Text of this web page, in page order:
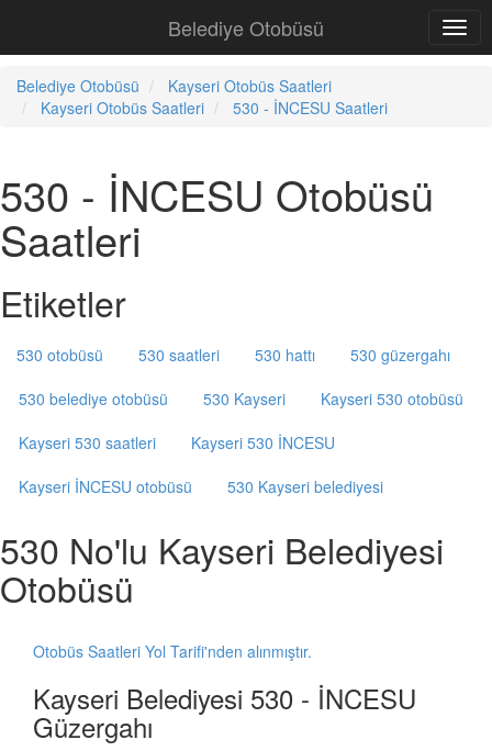
Belediye Otobüsü
Belediye Otobüsü
Kayseri Otobüs Saatleri
Kayseri Otobüs Saatleri
530 - İNCESU Saatleri
530 - İNCESU Otobüsü
Saatleri
Etiketler
530 otobüsü 530 saatleri 530 hattı
530 güzergahı
530 belediye otobüsü
530 Kayseri
Kayseri 530 otobüsü
Kayseri 530 saatleri
Kayseri 530 İNCESU
Kayseri İNCESU otobüsü
530 Kayseri belediyesi
530 No'lu Kayseri Belediyesi
Otobüsü
Otobüs Saatleri Yol Tarifi'nden alınmıştır.
Kayseri Belediyesi 530 - İNCESU
Güzergahı